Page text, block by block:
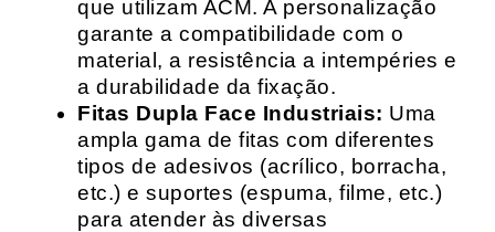
que utilizam ACM. A personalização
garante a compatibilidade com o
material, a resistência a intempéries e
a durabilidade da fixação.
Fitas Dupla Face Industriais: Uma
ampla gama de fitas com diferentes
tipos de adesivos (acrílico, borracha,
etc.) e suportes (espuma, filme, etc.)
para atender às diversas